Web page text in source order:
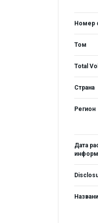
Номер
Том
Total
Страна
Регион
Дата